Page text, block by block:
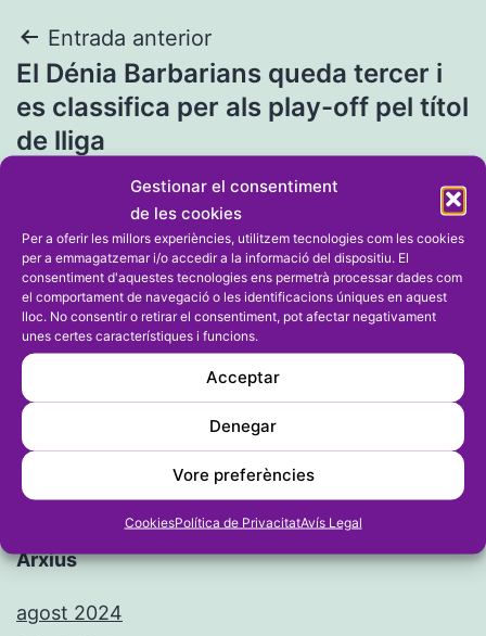
Gestionar el consentiment
de les cookies
Per a oferir les millors experiències, utilitzem tecnologies com les cookies
per a emmagatzemar i/o accedir a la informació del dispositiu. El
consentiment d'aquestes tecnologies ens permetrà processar dades com
el comportament de navegació o les identificacions úniques en aquest
lloc. No consentir o retirar el consentiment, pot afectar negativament
unes certes característiques i funcions.
Acceptar
Denegar
Vore preferències
CookiesPolítica de PrivacitatAvís Legal
Navegació
d'entrades
Entrada anterior
El Dénia Barbarians queda tercer i
es classifica per als play-off pel títol
de lliga
Entrada següent
Els equips veterans del CT Dénia i
Manu Sala i Astrid Waernes
premiats en la Gala de la Comunitat
Valenciana
Arxius
agost 2024